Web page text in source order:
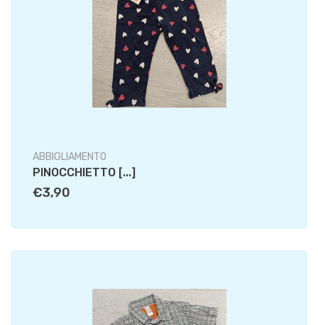
ABBIGLIAMENTO
PINOCCHIETTO [...]
€3,90